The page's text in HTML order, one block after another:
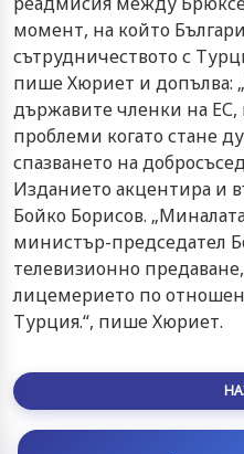
момент, на който
сътрудничеството с
пише Хюриет и допълва:
държавите членки на ЕС,
проблеми когато стане
спазването на
Изданието акцентира и
Бойко Борисов.
министър-председател
телевизионно
лицемерието по
Турция.“, пише Хюриет.